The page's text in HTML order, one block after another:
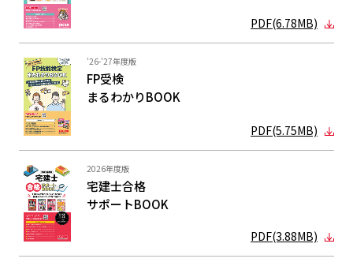
PDF(6.78MB)
'26-'27年度版
FP受検
まるわかりBOOK
PDF(5.75MB)
2026年度版
宅建士合格
サポートBOOK
PDF(3.88MB)